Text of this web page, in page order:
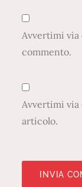
Avvertimi via
commento.
Avvertimi via
articolo.